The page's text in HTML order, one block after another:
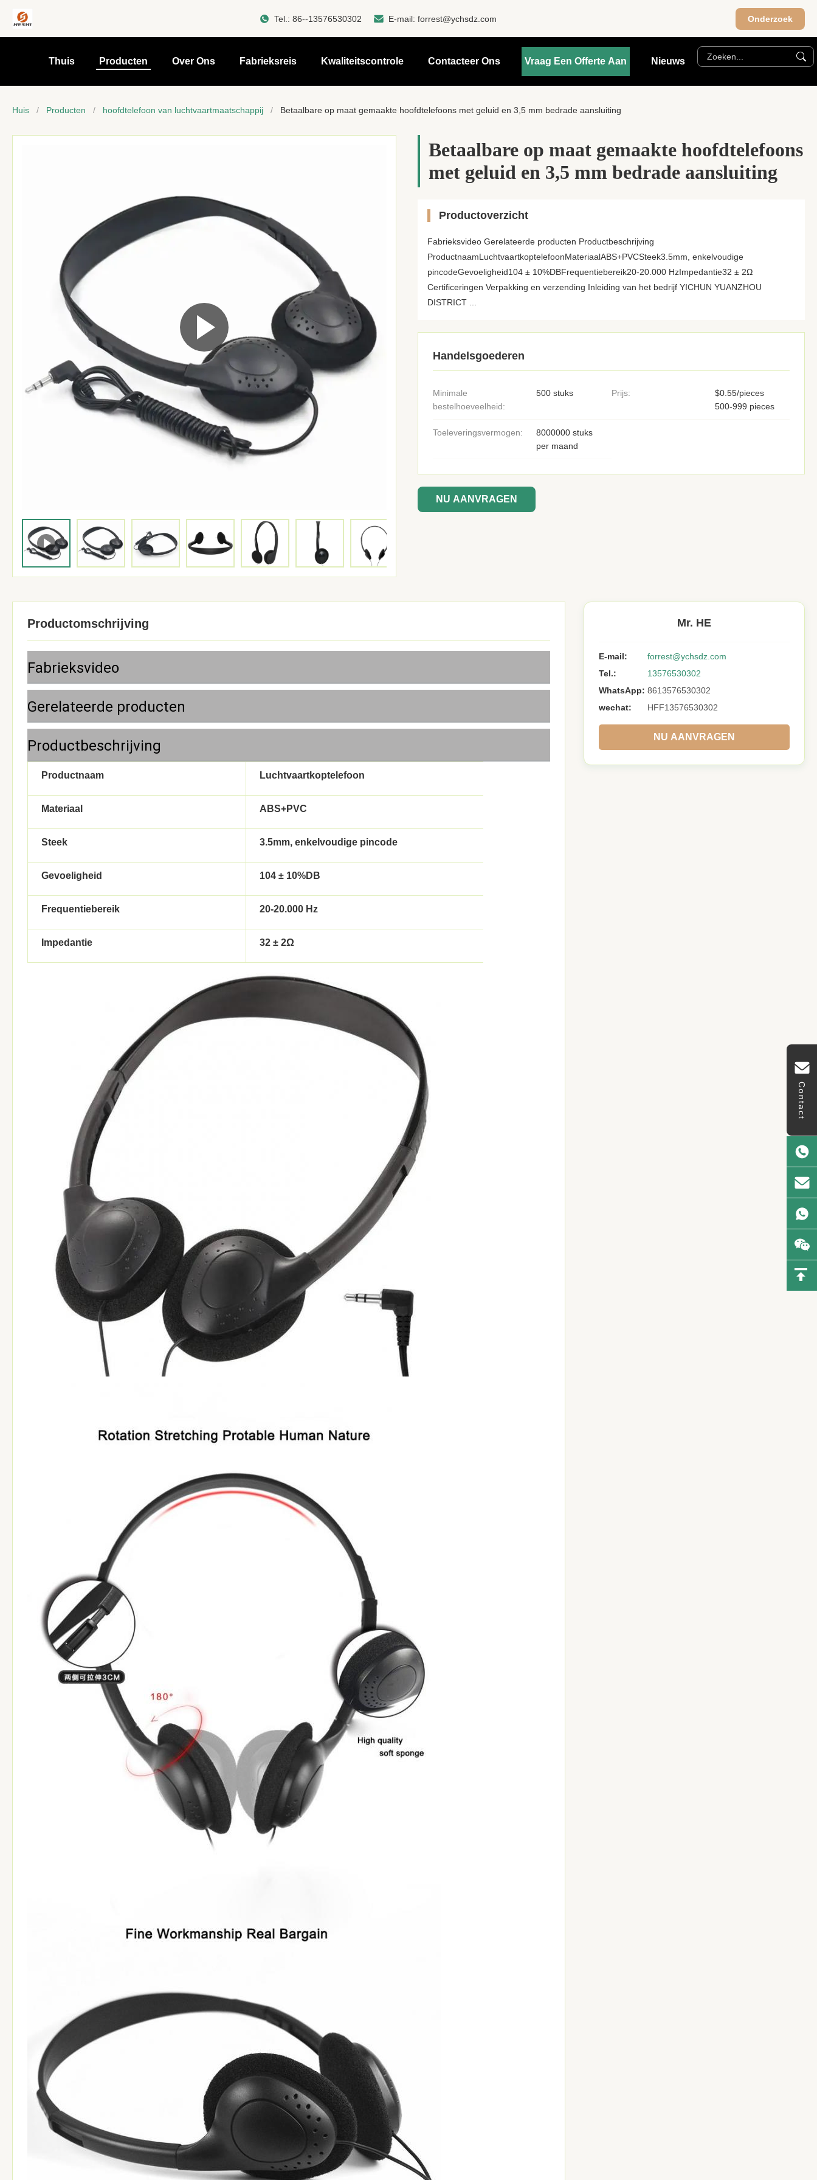
Tel.: 86--13576530302 E-mail: forrest@ychsdz.com Onderzoek
Thuis Producten Over Ons Fabrieksreis Kwaliteitscontrole Contacteer Ons Vraag Een Offerte Aan Nieuws
Contact
Huis / Producten / hoofdtelefoon van luchtvaartmaatschappij / Betaalbare op maat gemaakte hoofdtelefoons met geluid en 3,5 mm bedrade aansluiting
Betaalbare op maat gemaakte hoofdtelefoons
met geluid en 3,5 mm bedrade aansluiting
Productoverzicht
Fabrieksvideo Gerelateerde producten Productbeschrijving
ProductnaamLuchtvaartkoptelefoonMateriaalABS+PVCSteek3.5mm, enkelvoudige
pincodeGevoeligheid104 ± 10%DBFrequentiebereik20-20.000 HzImpedantie32 ± 2Ω
Certificeringen Verpakking en verzending Inleiding van het bedrijf YICHUN YUANZHOU
DISTRICT ...
Handelsgoederen
Minimale
bestelhoeveelheid:
500 stuks Prijs:
$0.55/pieces
500-999 pieces
Toeleveringsvermogen:
8000000 stuks
per maand
NU AANVRAGEN
Productomschrijving
Fabrieksvideo
Gerelateerde producten
Productbeschrijving
Productnaam Luchtvaartkoptelefoon
Materiaal ABS+PVC
Steek 3.5mm, enkelvoudige pincode
Gevoeligheid 104 ± 10%DB
Frequentiebereik 20-20.000 Hz
Impedantie 32 ± 2Ω
Mr. HE
E-mail:
forrest@ychsdz.com
Tel.:
13576530302
WhatsApp: 8613576530302
wechat:
HFF13576530302
NU AANVRAGEN